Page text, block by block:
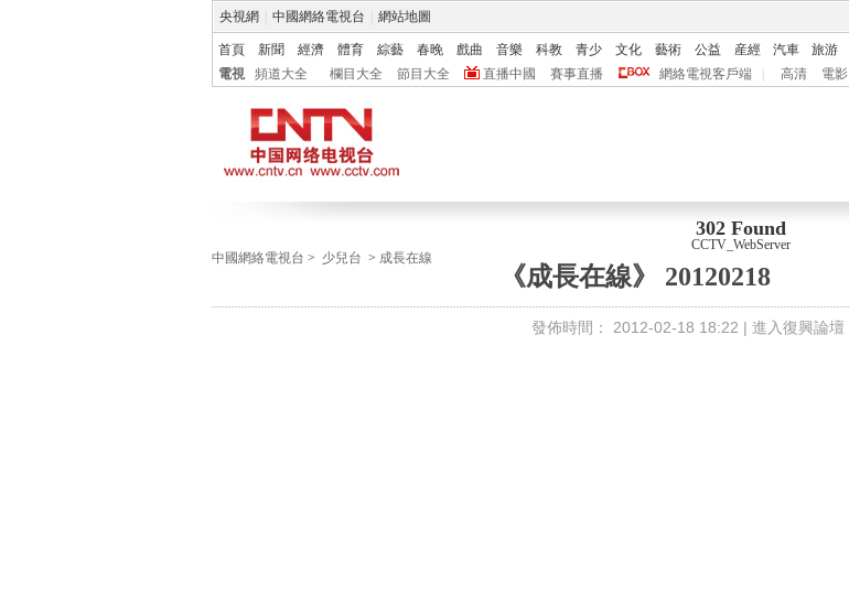
央視網 中國網絡電視台 網站地圖
首頁 新聞 經濟 體育 綜藝 春晚 戲曲 音樂 科教 青少 文化 藝術 公益 産經 汽車 旅游
電視
頻道大全 欄目大全 節目大全 直播中國 賽事直播 網絡電視客戶端 高清 電影
302 Found
CCTV_WebServer
中國網絡電視台 > 少兒台 > 成長在線
《成長在線》 20120218
發佈時間： 2012-02-18 18:22 | 進入復興論壇